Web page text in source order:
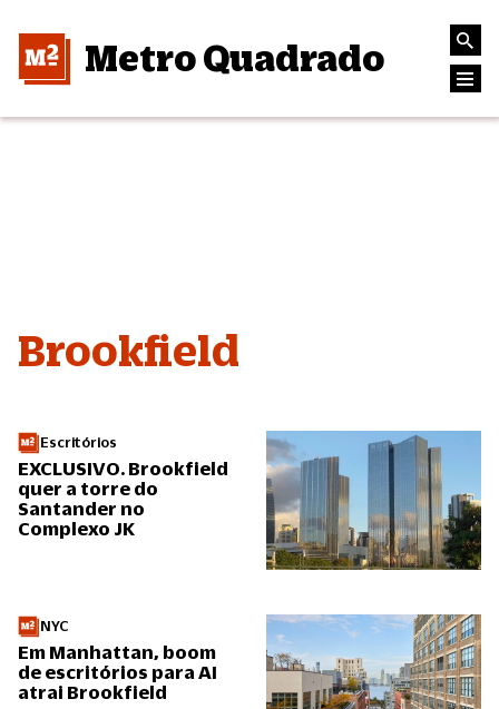
Metro Quadrado
Brookfield
Escritórios
EXCLUSIVO. Brookfield
quer a torre do
Santander no
Complexo JK
NYC
Em Manhattan, boom
de escritórios para AI
atrai Brookfield